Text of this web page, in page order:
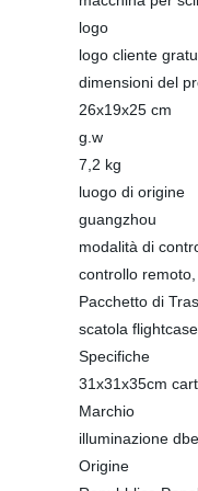
logo
logo cliente
dimensioni del
26x19x25 cm
g.w
7,2 kg
luogo di origine
guangzhou
modalità di
controllo
Pacchetto di
scatola flightcase
Specifiche
31x31x35cm
Marchio
illuminazione
Origine